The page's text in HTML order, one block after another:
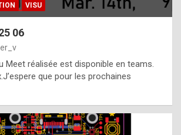
t
t
e
b
VISU
06
Meet réalisée est disponible en teams.
que pour les prochaines